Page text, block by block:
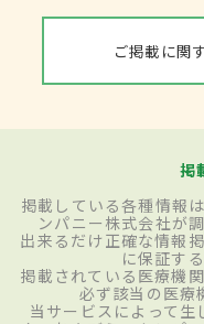
ご掲載に関
掲
掲載している各種情報
ンパニー株式会社が
出来るだけ正確な情報
に保証す
掲載されている医療機
必ず該当の医療
当サービスによって生